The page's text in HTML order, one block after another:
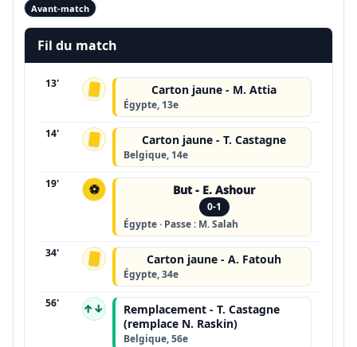
Avant-match
Fil du match
13' Carton jaune - M. Attia
Égypte, 13e
14' Carton jaune - T. Castagne
Belgique, 14e
19' ⚽ But - E. Ashour
0-1
Égypte · Passe : M. Salah
34' Carton jaune - A. Fatouh
Égypte, 34e
56' ↑↓
Remplacement - T. Castagne
(remplace N. Raskin)
Belgique, 56e